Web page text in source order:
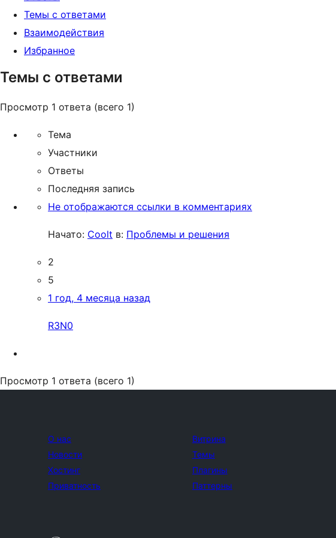
Темы с ответами
Взаимодействия
Избранное
Темы с ответами
Просмотр 1 ответа (всего 1)
Тема
Участники
Ответы
Последняя запись
Не отображаются ссылки в комментариях
Начато: Coolt в: Проблемы и решения
2
5
1 год, 4 месяца назад
R3N0
Просмотр 1 ответа (всего 1)
О нас
Новости
Хостинг
Приватность
Витрина
Темы
Плагины
Паттерны